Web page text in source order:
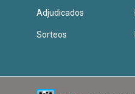
Adjudicados
Sorteos